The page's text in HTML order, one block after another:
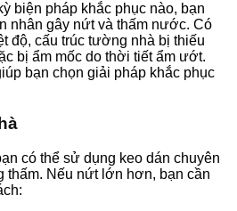
biện pháp khắc phục nào, bạn
nhân gây nứt và thấm nước. Có
độ, cấu trúc tường nhà bị thiếu
bị ẩm mốc do thời tiết ẩm ướt.
bạn chọn giải pháp khắc phục
có thể sử dụng keo dán chuyên
thấm. Nếu nứt lớn hơn, bạn cần